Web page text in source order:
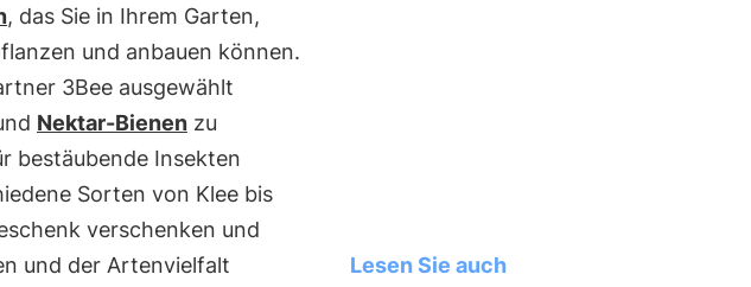
, das Sie in Ihrem Garten,
und anbauen können.
3Bee ausgewählt
Nektar-Bienenzu
bestäubende Insekten
Sorten von Klee bis
verschenken und
und der Artenvielfalt
Lesen Sie auch